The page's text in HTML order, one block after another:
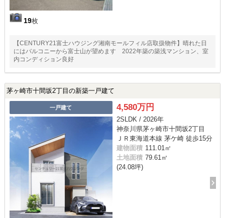
19枚
【CENTURY21富士ハウジング湘南モールフィル店取扱物件】晴れた日
にはバルコニーから富士山が望めます 2022年築の築浅マンション、室
内コンディション良好
茅ヶ崎市十間坂2丁目の新築一戸建て
一戸建て 4,580万円
2SLDK / 2026年
神奈川県茅ヶ崎市十間坂2丁目
ＪＲ東海道本線 茅ケ崎 徒歩15分
建物面積 111.01㎡
土地面積 79.61㎡
(24.08坪)